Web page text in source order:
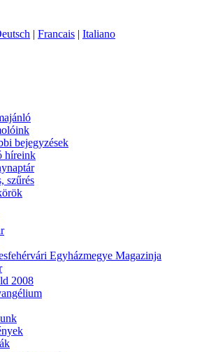
| Francais | Italiano
bejegyzések
híreink
szűrés
Egyházmegye Magazinja
2008